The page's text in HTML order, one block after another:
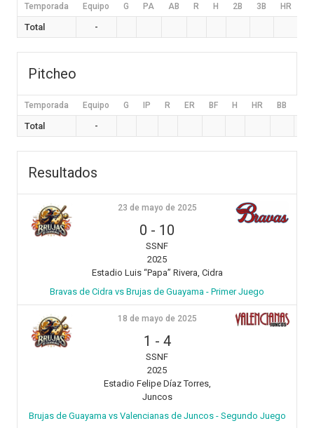
Temporada Equipo G PA AB R H 2B 3B HR
Total -
Pitcheo
Temporada Equipo G IP R ER BF H HR BB
Total -
Resultados
23 de mayo de 2025
0 - 10
SSNF
2025
Estadio Luis “Papa” Rivera, Cidra
Bravas de Cidra vs Brujas de Guayama - Primer Juego
18 de mayo de 2025
1 - 4
SSNF
2025
Estadio Felipe Díaz Torres,
Juncos
Brujas de Guayama vs Valencianas de Juncos - Segundo Juego